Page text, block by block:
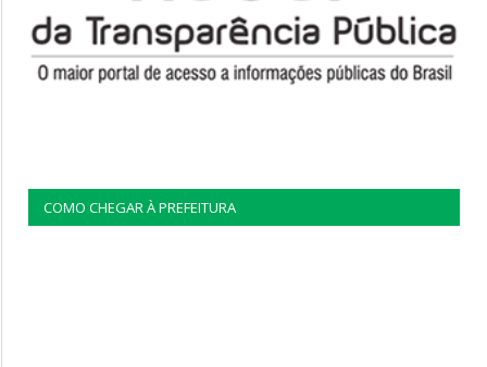
COMO CHEGAR À PREFEITURA